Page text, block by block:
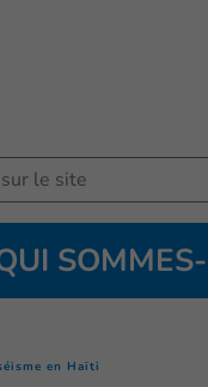
en Haïti